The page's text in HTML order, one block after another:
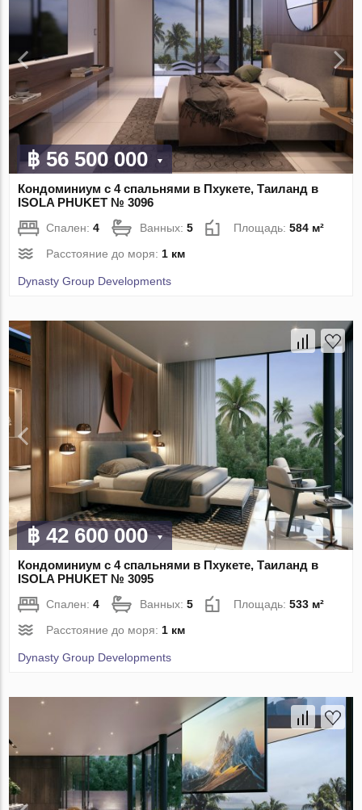
฿ 56 500 000
Кондоминиум с 4 спальнями в Пхукете, Таиланд в
ISOLA PHUKET № 3096
Спален:4 Ванных:5 Площадь:584 м²
Расстояние до моря: 1 км
Dynasty Group Developments
฿ 42 600 000
Кондоминиум с 4 спальнями в Пхукете, Таиланд в
ISOLA PHUKET № 3095
Спален:4 Ванных:5 Площадь:533 м²
Расстояние до моря: 1 км
Dynasty Group Developments